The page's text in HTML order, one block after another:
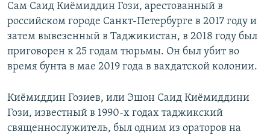
Сам Саид Киёмиддин Гози, арестованный в
российском городе Санкт-Петербурге в 2017 году и
затем вывезенный в Таджикистан, в 2018 году был
приговорен к 25 годам тюрьмы. Он был убит во
время бунта в мае 2019 года в вахдатской колонии.
Киёмиддин Гозиев, или Эшон Саид Киёмиддини
Гози, известный в 1990-х годах таджикский
священнослужитель, был одним из ораторов на